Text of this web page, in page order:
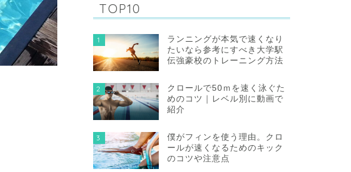
TOP10
1
ランニングが本気で速くなり
たいなら参考にすべき大学駅
伝強豪校のトレーニング方法
2
クロールで50ｍを速く泳ぐた
めのコツ｜レベル別に動画で
紹介
3
僕がフィンを使う理由。クロ
ールが速くなるためのキック
のコツや注意点